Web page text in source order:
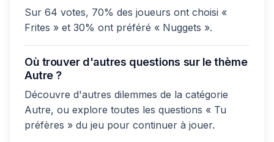
Sur 64 votes, 70% des joueurs ont choisi «
Frites » et 30% ont préféré « Nuggets ».
Où trouver d'autres questions sur le thème
Autre ?
Découvre d'autres dilemmes de la catégorie
Autre, ou explore toutes les questions « Tu
préfères » du jeu pour continuer à jouer.